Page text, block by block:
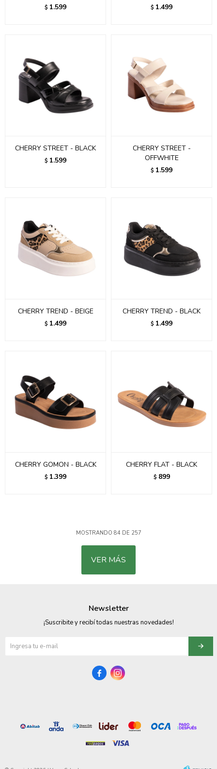
$ 1.599 $ 1.499
CHERRY STREET - BLACK
$ 1.599
CHERRY STREET -
OFFWHITE
$ 1.599
CHERRY TREND - BEIGE
$ 1.499
CHERRY TREND - BLACK
$ 1.499
CHERRY GOMON - BLACK
$ 1.399
CHERRY FLAT - BLACK
$ 899
MOSTRANDO 84 DE 257
VER MÁS
Newsletter
¡Suscribite y recibí todas nuestras novedades!
 